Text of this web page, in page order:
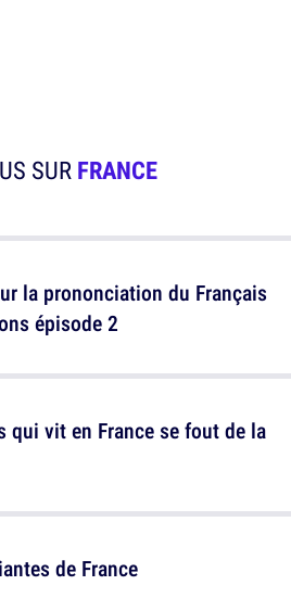
SURFRANCE
la prononciation du Français
épisode 2
de France